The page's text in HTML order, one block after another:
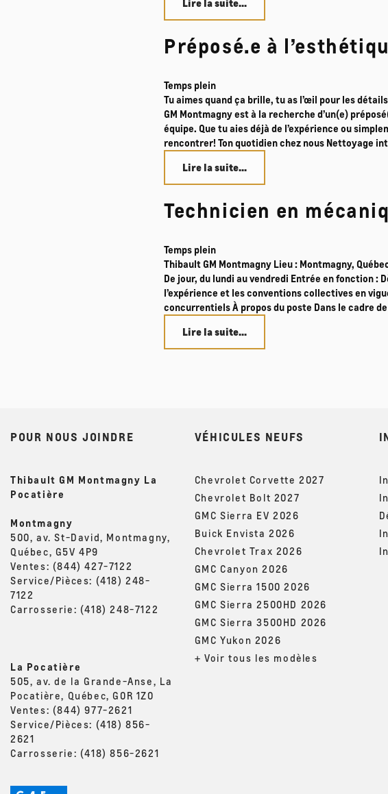
Lire la suite...
Préposé.e à
Temps plein
Tu aimes quand ça brille, tu as l’œil pour les
GM Montmagny est à la recherche d’un(e)
équipe. Que tu aies déjà de l’expérience ou
rencontrer! Ton quotidien chez nous Nettoyage
Lire la suite...
Technicien en
Temps plein
Thibault GM Montmagny Lieu : Montmagny,
De jour, du lundi au vendredi Entrée en fonction :
l’expérience et les conventions collectives en
concurrentiels À propos du poste Dans le cadre
Lire la suite...
POUR NOUS JOINDRE
Thibault GM Montmagny La
Pocatière
Montmagny
500, av. St-David, Montmagny,
Québec, G5V 4P9
Ventes: (844) 427-7122
Service/Pièces: (418) 248-
7122
Carrosserie: (418) 248-7122
La Pocatière
505, av. de la Grande-Anse, La
Pocatière, Québec, G0R 1Z0
Ventes: (844) 977-2621
Service/Pièces: (418) 856-
2621
Carrosserie: (418) 856-2621
VÉHICULES NEUFS
Chevrolet Corvette 2027
Chevrolet Bolt 2027
GMC Sierra EV 2026
Buick Envista 2026
Chevrolet Trax 2026
GMC Canyon 2026
GMC Sierra 1500 2026
GMC Sierra 2500HD 2026
GMC Sierra 3500HD 2026
GMC Yukon 2026
+ Voir tous les modèles